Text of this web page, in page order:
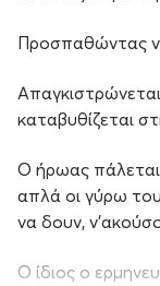
Προσπαθώντας
Απαγκιστρώνεται
καταβυθίζεται
Ο ήρωας πάλεται,
απλά οι γύρω του
να δουν,
Ο ίδιος ο